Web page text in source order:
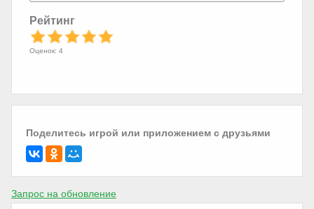
Рейтинг
Оценок: 4
Поделитесь игрой или приложением с друзьями
Запрос на обновление